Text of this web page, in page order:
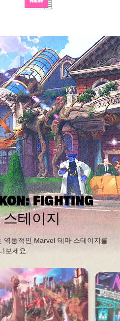
FIGHTING
스테이지
역동적인 Marvel 테마 스테이지를
보세요.